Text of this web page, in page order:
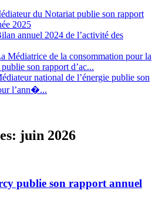
du Notariat publie son rapport
2025
annuel 2024 de l’activité des
Médiatrice de la consommation pour la
son rapport d’ac...
national de l’énergie publie son
l’ann�...
juin 2026
publie son rapport annuel